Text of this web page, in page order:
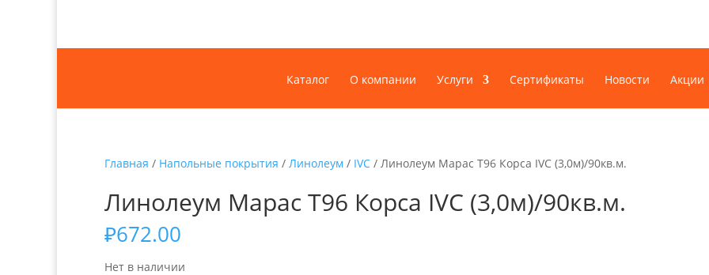
Каталог О компании Услуги Сертификаты Новости Акции
Главная / Напольные покрытия / Линолеум / IVC / Линолеум Марас Т96 Корса IVC (3,0м)/90кв.м.
Линолеум Марас Т96 Корса IVC (3,0м)/90кв.м.
₽672.00
Нет в наличии